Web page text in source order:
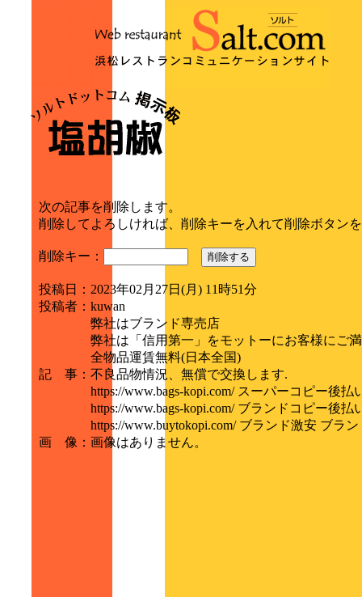
次の記事を削除します。
削除してよろしければ、削除キーを入れて削除ボタン
削除キー： 削除する
投稿日 ： 2023年02月27日(月) 11時51分
投稿者 ： kuwan
記 事 ：
弊社はブランド専売店
弊社は「信用第一」をモットーにお客様にご
全物品運賃無料(日本全国)
不良品物情況、無償で交換します.
https://www.bags-kopi.com/ スーパーコピー後払
https://www.bags-kopi.com/ ブランドコピー後払
https://www.buytokopi.com/ ブランド激安 ブラ
画 像 ： 画像はありません。